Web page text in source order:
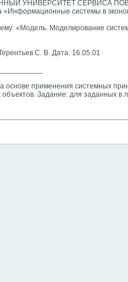
УНИВЕРСИТЕТ СЕРВИСА
системы в
«Модель. Моделирование
С. В. Дата: 16.05.01
основе применения системных
Задание: для заданных в